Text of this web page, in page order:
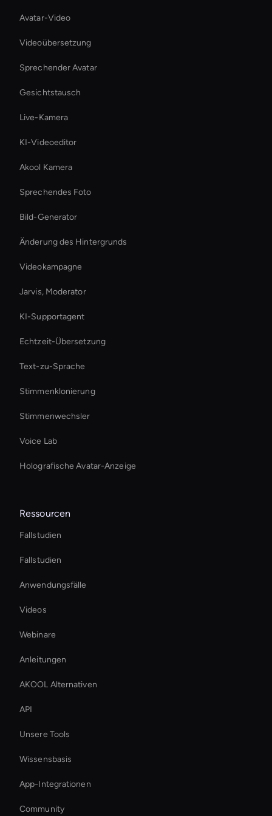
Avatar-Video
Videoübersetzung
Sprechender Avatar
Gesichtstausch
Live-Kamera
KI-Videoeditor
Akool Kamera
Sprechendes Foto
Bild-Generator
Änderung des Hintergrunds
Videokampagne
Jarvis, Moderator
KI-Supportagent
Echtzeit-Übersetzung
Text-zu-Sprache
Stimmenklonierung
Stimmenwechsler
Voice Lab
Holografische Avatar-Anzeige
Ressourcen
Fallstudien
Fallstudien
Anwendungsfälle
Videos
Webinare
Anleitungen
AKOOL Alternativen
API
Unsere Tools
Wissensbasis
App-Integrationen
Community